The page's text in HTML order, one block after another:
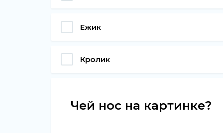
Ежик
Кролик
Чей нос на картинке?